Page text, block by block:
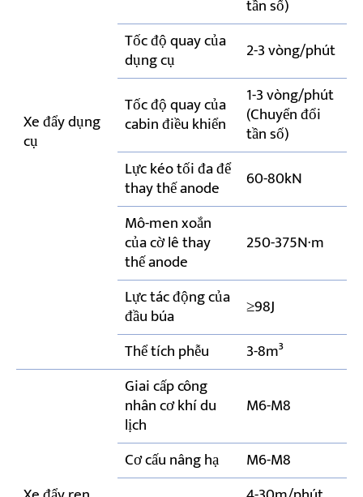
Xe đẩy dụng
cụ
tần số)
Tốc độ quay của
dụng cụ 2-3 vòng/phút
Tốc độ quay của
cabin điều khiển
1-3 vòng/phút
(Chuyển đổi
tần số)
Lực kéo tối đa để
thay thế anode
60-80kN
Mô-men xoắn
của cờ lê thay
thế anode
250-375N·m
Lực tác động của
đầu búa
≥98J
Thể tích phễu
3-8m³
Giai cấp công
nhân cơ khí du
lịch
M6-M8
Cơ cấu nâng hạ M6-M8